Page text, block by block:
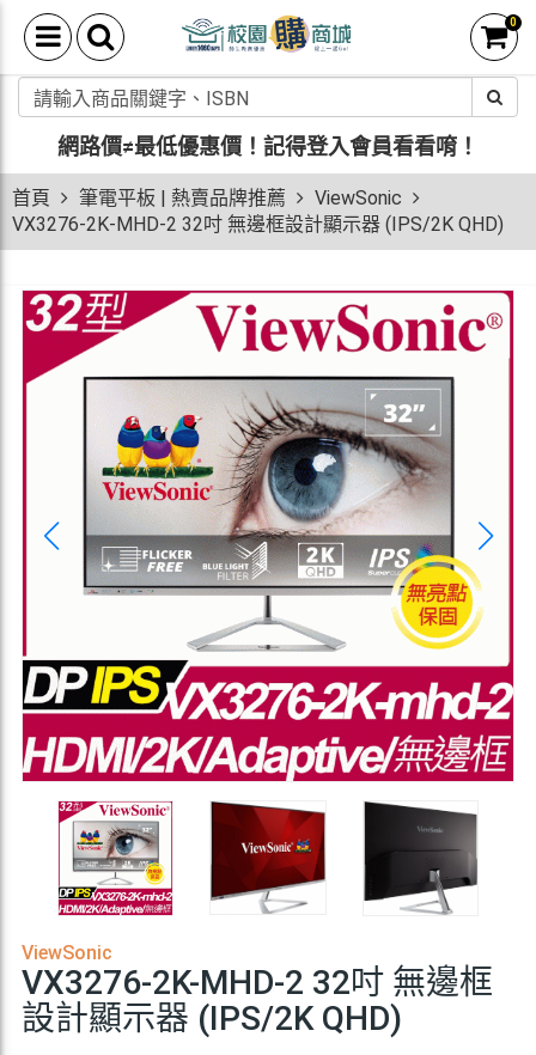
0
網路價≠最低優惠價！ 記得登入會員看看唷！
首頁 筆電平板 | 熱賣品牌推薦
ViewSonic
VX3276-2K-MHD-2 32吋 無邊框設計顯示器 (IPS/2K QHD)
ViewSonic
VX3276-2K-MHD-2 32吋 無邊框
設計顯示器 (IPS/2K QHD)